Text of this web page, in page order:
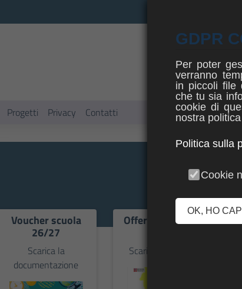
Progetti Privacy Contatti
Voucher scuola
26/27
Scarica la
documentazione
Offerta formativa
Scarica il catalogo
GDPR
Per poter
verranno
in piccoli file
che tu sia
cookie di
nostra
Politica sulla
Cookie
OK, HO